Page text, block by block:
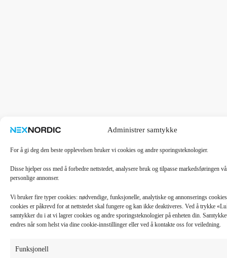
Administrer samtykke
For å gi deg den beste opplevelsen bruker vi cookies og andre sporingsteknologier.
Disse hjelper oss med å forbedre nettstedet, analysere bruk og tilpasse markedsføringen
personlige annonser.
Vi bruker fire typer cookies: nødvendige, funksjonelle, analytiske og annonserings
cookies er påkrevd for at nettstedet skal fungere og kan ikke deaktiveres. Ved å trykke
samtykker du i at vi lagrer cookies og andre sporingsteknologier på enheten din.
endres når som helst via dine cookie-innstillinger eller ved å kontakte oss for veiledning.
Funksjonell